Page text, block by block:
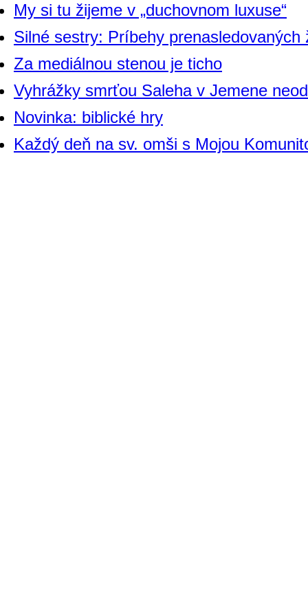
My si tu žijeme v „duchovnom luxuse“
Silné sestry: Príbehy
Za mediálnou stenou je ticho
Vyhrážky smrťou Saleha v Jemene
Novinka: biblické hry
Každý deň na sv. omši s Mojou